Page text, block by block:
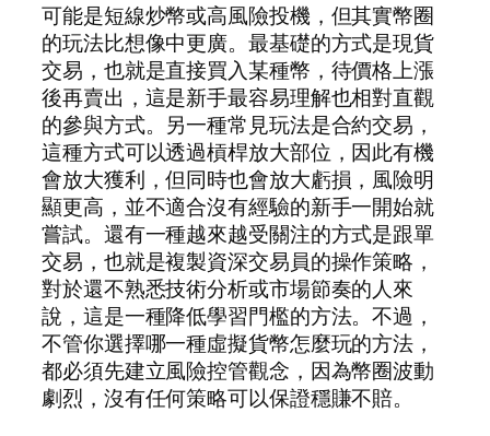
可能是短線炒幣或高風險投機，但其實幣圈
的玩法比想像中更廣。最基礎的方式是現貨
交易，也就是直接買入某種幣，待價格上漲
後再賣出，這是新手最容易理解也相對直觀
的參與方式。另一種常見玩法是合約交易，
這種方式可以透過槓桿放大部位，因此有機
會放大獲利，但同時也會放大虧損，風險明
顯更高，並不適合沒有經驗的新手一開始就
嘗試。還有一種越來越受關注的方式是跟單
交易，也就是複製資深交易員的操作策略，
對於還不熟悉技術分析或市場節奏的人來
說，這是一種降低學習門檻的方法。不過，
不管你選擇哪一種虛擬貨幣怎麼玩的方法，
都必須先建立風險控管觀念，因為幣圈波動
劇烈，沒有任何策略可以保證穩賺不賠。